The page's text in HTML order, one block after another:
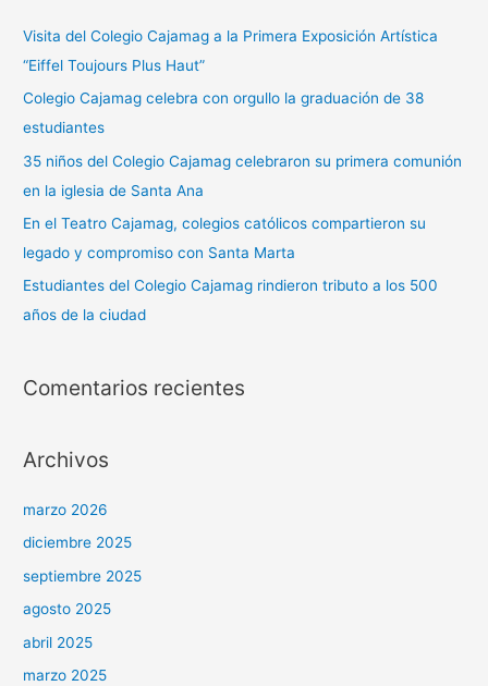
Visita del Colegio Cajamag a la Primera Exposición Artística
“Eiffel Toujours Plus Haut”
Colegio Cajamag celebra con orgullo la graduación de 38
estudiantes
35 niños del Colegio Cajamag celebraron su primera comunión
en la iglesia de Santa Ana
En el Teatro Cajamag, colegios católicos compartieron su
legado y compromiso con Santa Marta
Estudiantes del Colegio Cajamag rindieron tributo a los 500
años de la ciudad
Comentarios recientes
Archivos
marzo 2026
diciembre 2025
septiembre 2025
agosto 2025
abril 2025
marzo 2025